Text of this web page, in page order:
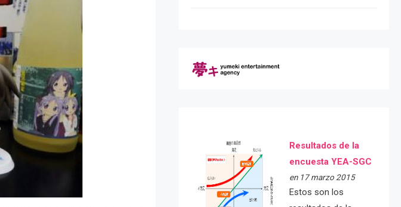
Resultados de la
encuesta YEA-SGC
en 17 marzo 2015
Estos son los